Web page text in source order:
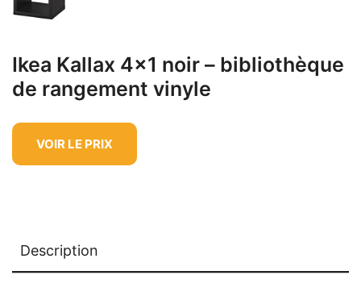
Ikea Kallax 4×1 noir – bibliothèque
de rangement vinyle
VOIR LE PRIX
Description